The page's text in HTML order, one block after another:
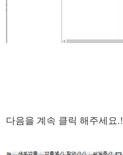
다음을 계속 클릭 해주세요.!